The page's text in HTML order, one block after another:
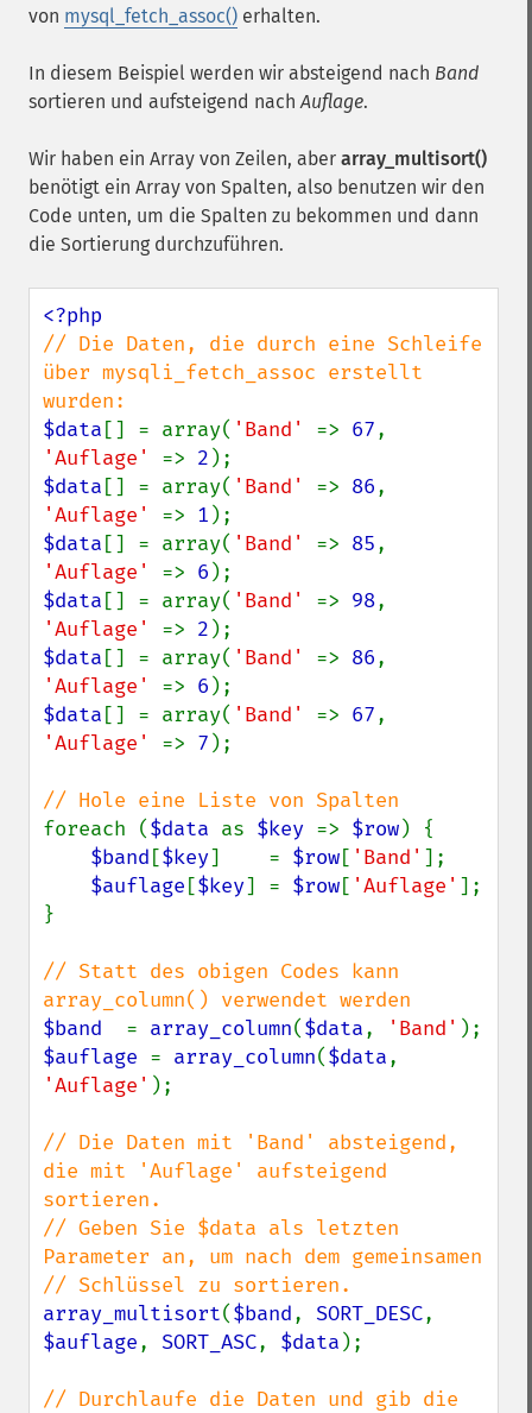
von mysql_fetch_assoc() erhalten.
In diesem Beispiel werden wir absteigend nach Band
sortieren und aufsteigend nachAuflage.
Wir haben ein Array von Zeilen, aber array_multisort()
benötigt ein Array von Spalten, also benutzen wir den
Code unten, um die Spalten zu bekommen und dann
die Sortierung durchzuführen.
// Die Daten, die durch eine Schleife
über mysqli_fetch_assoc erstellt
$data [] = array( 'Band' => 67
'Auflage' => 2
$data [] = array( 'Band' => 86
'Auflage' => 1
$data [] = array( 'Band' => 85
'Auflage' => 6
$data [] = array( 'Band' => 98
'Auflage' => 2
$data [] = array( 'Band' => 86
'Auflage' => 6
$data [] = array( 'Band' => 67
'Auflage' => 7 );
foreach ($data as $key => $row) {
$band [$key]    = $row[ 'Band' ];
$auflage [$key] = $row[ 'Auflage' ];
}
// Statt des obigen Codes kann
$band = array_column($data, 'Band'
$auflage = array_column($data
'Auflage' );
// Die Daten mit 'Band' absteigend,
die mit 'Auflage' aufsteigend
sortieren.
// Geben Sie $data als letzten
Parameter an, um nach dem gemeinsamen
array_multisort($band, SORT_DESC
$auflage, SORT_ASC, $data );
// Durchlaufe die Daten und gib die